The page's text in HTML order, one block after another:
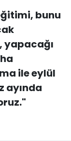
bunu
yapacağı
ile eylül
ayında